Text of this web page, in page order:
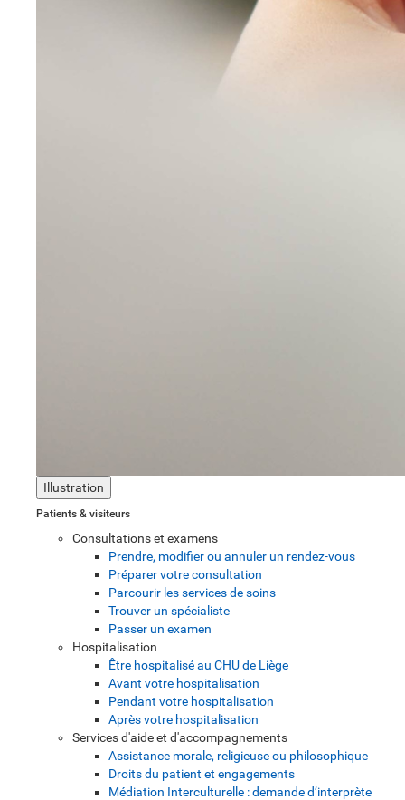
Illustration
Patients & visiteurs
Consultations et examens
Prendre, modifier ou annuler un rendez-vous
Préparer votre consultation
Parcourir les services de soins
Trouver un spécialiste
Passer un examen
Hospitalisation
Être hospitalisé au CHU de Liège
Avant votre hospitalisation
Pendant votre hospitalisation
Après votre hospitalisation
Services d'aide et d'accompagnements
Assistance morale, religieuse ou philosophique
Droits du patient et engagements
Médiation Interculturelle : demande d’interprète